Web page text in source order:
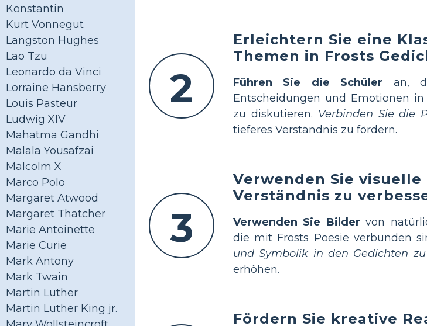
Konstantin
Kurt Vonnegut
Langston Hughes
Lao Tzu
Leonardo da Vinci
Lorraine Hansberry
Louis Pasteur
Ludwig XIV
Mahatma Gandhi
Malala Yousafzai
Malcolm X
Marco Polo
Margaret Atwood
Margaret Thatcher
Marie Antoinette
Marie Curie
Mark Antony
Mark Twain
Martin Luther
Martin Luther King jr.
2
Erleichtern Sie eine
Themen in Frosts
Führen Sie die Schüler an,
Entscheidungen und Emotionen
zu diskutieren. Verbinden Sie die
tieferes Verständnis zu fördern.
3
Verwenden Sie
Verständnis zu
Verwenden Sie Bilder von
die mit Frosts Poesie verbunden
und Symbolik in den Gedichten
erhöhen.
Fördern Sie kreative